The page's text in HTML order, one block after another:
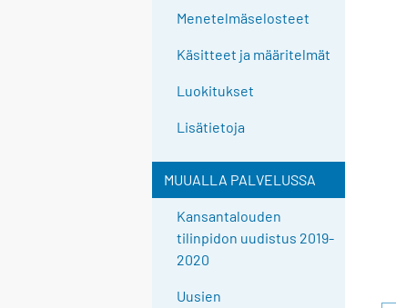
Menetelmäselosteet
Käsitteet ja määritelmät
Luokitukset
Lisätietoja
MUUALLA PALVELUSSA
Kansantalouden
tilinpidon uudistus 2019-
2020
Uusien